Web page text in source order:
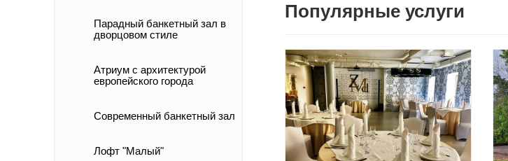
Парадный банкетный зал в
дворцовом стиле
Атриум с архитектурой
европейского города
Современный банкетный зал
Лофт "Малый"
Популярные услуги